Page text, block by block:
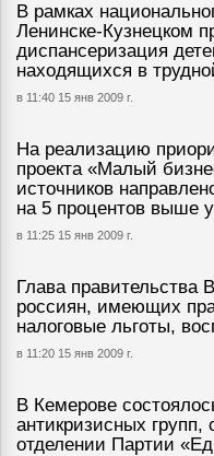
В рамках
Ленинске-Кузнецком
диспансеризация
находящихся в
в 11:40 15 янв 2009 г.
На реализацию
проекта «Малый
источников
на 5 процентов выше
в 11:25 15 янв 2009 г.
Глава правительства
россиян, имеющих
налоговые льготы,
в 11:20 15 янв 2009 г.
В Кемерове
антикризисных
отделении Партии